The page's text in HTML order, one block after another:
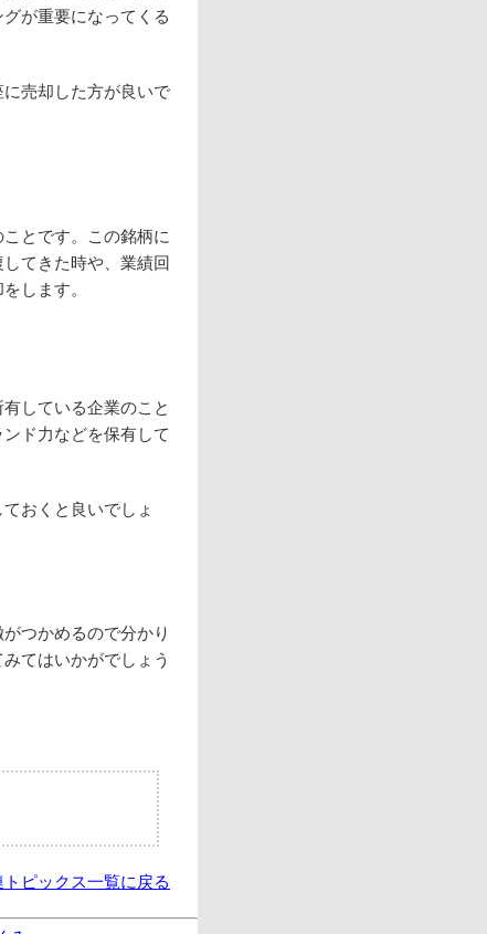
が重要になってくる
売却した方が良いで
とです。この銘柄に
てきた時や、業績回
します。
している企業のこと
ド力などを保有して
おくと良いでしょ
つかめるので分かり
てはいかがでしょう
ピックス一覧に戻る